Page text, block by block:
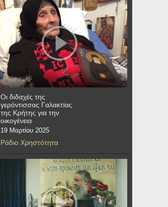
Οι διδαχές της
γερόντισσας Γαλακτίας
της Κρήτης για την
οικογένεια
19 Μαρτίου 2025
Ράδιο Χρηστότητα